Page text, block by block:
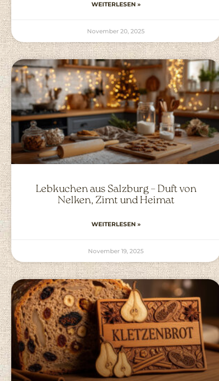
WEITERLESEN »
November 20, 2025
Lebkuchen aus Salzburg – Duft von
Nelken, Zimt und Heimat
WEITERLESEN »
November 19, 2025